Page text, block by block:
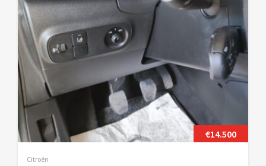
€14.500
Citroën